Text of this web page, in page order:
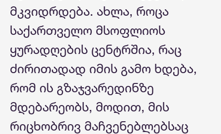
მკვიდრდება. ახლა, როცა
საქართველო მსოფლიოს
ყურადღების ცენტრშია, რაც
ძირითადად იმის გამო ხდება,
რომ ის გზაჯვარედინზე
მდებარეობს, მოდით, მის
რიცხობრივ მაჩვენებლებსაც